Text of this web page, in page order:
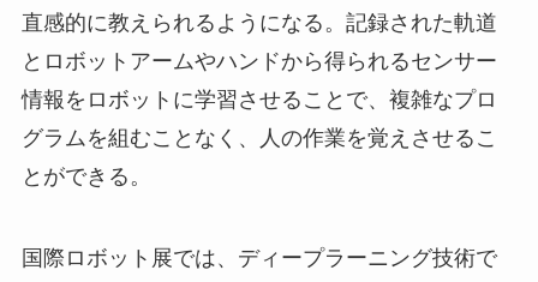
直感的に教えられるようになる。記録された軌道
とロボットアームやハンドから得られるセンサー
情報をロボットに学習させることで、複雑なプロ
グラムを組むことなく、人の作業を覚えさせるこ
とができる。
国際ロボット展では、ディープラーニング技術で